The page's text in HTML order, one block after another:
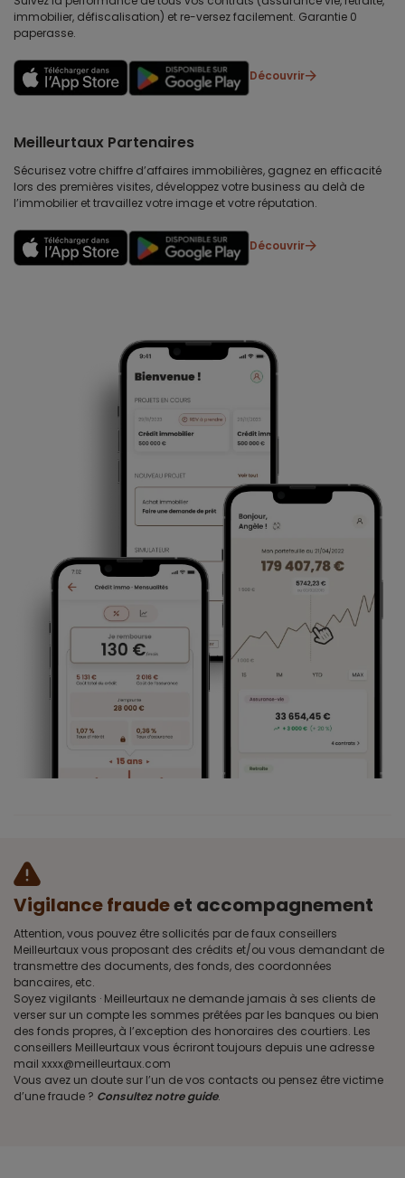
immobilier, défiscalisation) et re-versez facilement. Garantie 0
paperasse.
Découvrir
Meilleurtaux Partenaires
Sécurisez votre chiffre d’affaires immobilières, gagnez en efficacité
lors des premières visites, développez votre business au delà de
l’immobilier et travaillez votre image et votre réputation.
Découvrir
Vigilance fraudeet accompagnement
Attention, vous pouvez être sollicités par de faux conseillers
Meilleurtaux vous proposant des crédits et/ou vous demandant de
transmettre des documents, des fonds, des coordonnées
bancaires, etc.
Soyez vigilants · Meilleurtaux ne demande jamais à ses clients de
verser sur un compte les sommes prêtées par les banques ou bien
des fonds propres, à l’exception des honoraires des courtiers. Les
conseillers Meilleurtaux vous écriront toujours depuis une adresse
mail xxxx@meilleurtaux.com
Vous avez un doute sur l’un de vos contacts ou pensez être victime
d’une fraude ? Consultez notre guide.